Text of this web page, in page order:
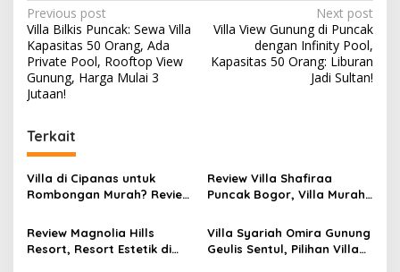
Post
navigation
Previous post
Villa Bilkis Puncak: Sewa Villa
Kapasitas 50 Orang, Ada
Private Pool, Rooftop View
Gunung, Harga Mulai 3
Jutaan!
Next post
Villa View Gunung di Puncak
dengan Infinity Pool,
Kapasitas 50 Orang: Liburan
Jadi Sultan!
Terkait
Villa di Cipanas untuk
Rombongan Murah? Review
Puncak dengan Private
Pool
Review Villa Shafiraa
Puncak Bogor, Villa Murah
dengan Kolam Renang
Private Dekat Kebun Teh
Review Magnolia Hills
Resort, Resort Estetik di
Villa Syariah Omira Gunung
Geulis Sentul, Pilihan Villa